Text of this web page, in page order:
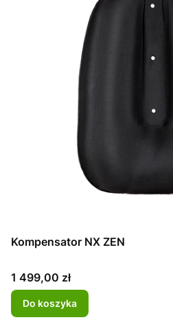
Kompensator NX ZEN
Cena
1 499,00 zł
Do koszyka